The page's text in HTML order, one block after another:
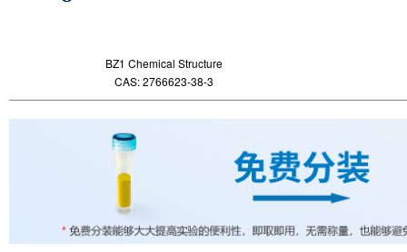
BZ1 Chemical Structure
CAS: 2766623-38-3